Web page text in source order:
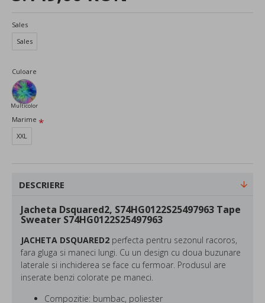
Sales
Sales
Culoare
Multicolor
Marime
XXL
DESCRIERE
Jacheta Dsquared2, S74HG0122S25497963 Tape
Sweater S74HG0122S25497963
JACHETA DSQUARED2 perfecta pentru sezonul racoros,
fara gluga si maneci lungi. Cu un design cu doua buzunare
laterale si inchiderea se face cu fermoar. Produsul are
inserate benzi colorate pe maneci.
Compozitie: bumbac, poliester